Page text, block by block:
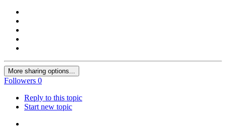
More sharing options...
Followers 0
Reply to this topic
Start new topic